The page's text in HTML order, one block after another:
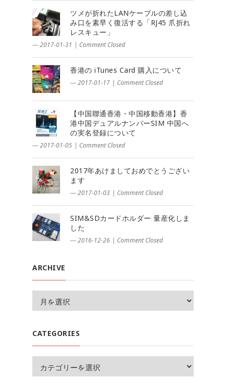
ツメが折れたLANケーブルの差し込
み口を素早く復活する「RJ45 爪折れ
レスキュー」
― 2017-01-31 | Comment Closed
香港の iTunes Card 購入について
― 2017-01-17 | Comment Closed
【中国聯通香港・中国移動香港】香
港中国デュアルナンバーSIM 中国へ
の実名登録について
― 2017-01-05 | Comment Closed
2017年あけましておめでとうござい
ます
― 2017-01-03 | Comment Closed
SIM&SDカードホルダー 量産化しま
した
― 2016-12-26 | Comment Closed
ARCHIVE
CATEGORIES